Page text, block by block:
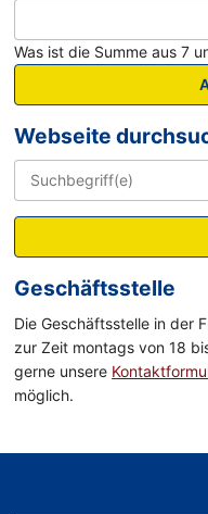
Was ist die Summe aus 7
Webseite
Geschäftsstelle
Die Geschäftsstelle in der
zur Zeit montags von 18
gerne unsere
möglich.